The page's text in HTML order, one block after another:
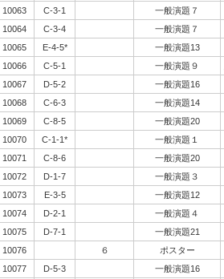
10063
C-3-1 一般演題７
10064
C-3-4 一般演題７
10065
E-4-5* 一般演題13
10066
C-5-1 一般演題９
10067
D-5-2 一般演題16
10068
C-6-3 一般演題14
10069
C-8-5 一般演題20
10070
C-1-1* 一般演題１
10071
C-8-6 一般演題20
10072
D-1-7 一般演題３
10073
E-3-5 一般演題12
10074
D-2-1 一般演題４
10075
D-7-1 一般演題21
10076
６ ポスター
10077
D-5-3 一般演題16